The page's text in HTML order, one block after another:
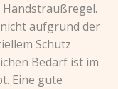
Handstraußregel.
aufgrund der
Schutz
Bedarf ist im
Eine gute